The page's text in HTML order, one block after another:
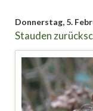
Donnerstag, 5.
Stauden